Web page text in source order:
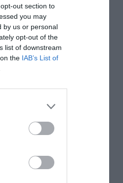
out section to
you may
by us or personal
opt-out of the
list of downstream
the IAB’s List of
wraca